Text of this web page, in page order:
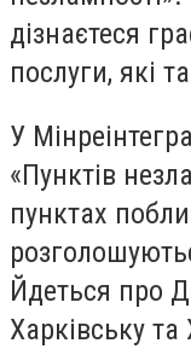
дізнаєтеся
послуги, які
У
«Пунктів
пунктах
Йдеться про
Харківську та